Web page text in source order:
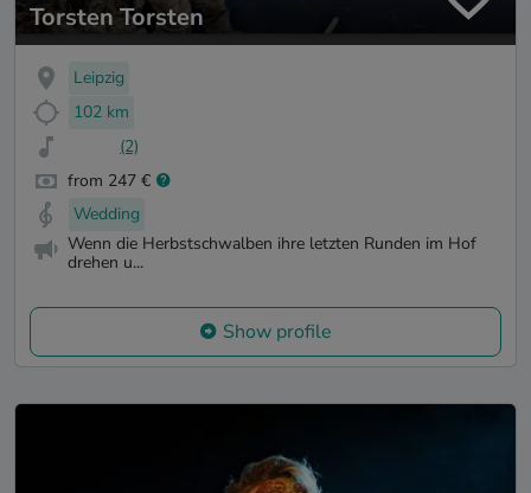
Torsten Torsten
Leipzig
102 km
(2)
from 247 €
Wedding
Wenn die Herbstschwalben ihre letzten Runden im Hof
drehen u...
Show profile